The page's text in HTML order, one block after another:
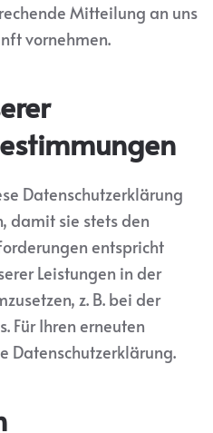
Mitteilung an uns
vornehmen.
Datenschutzerklärung
damit sie stets den
entspricht
Leistungen in der
z. B. bei der
Für Ihren erneuten
Datenschutzerklärung.